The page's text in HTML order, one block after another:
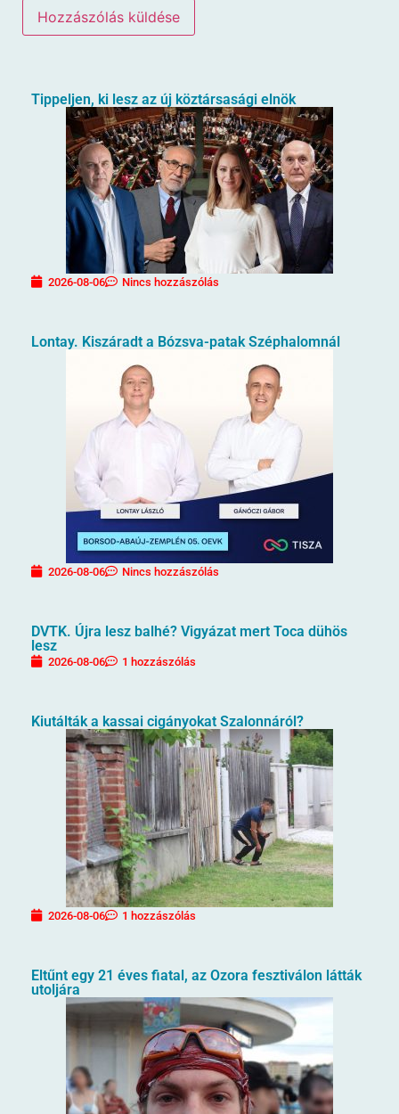
Tippeljen, ki lesz az új köztársasági elnök
2026-08-06 Nincs hozzászólás
Lontay. Kiszáradt a Bózsva-patak Széphalomnál
2026-08-06 Nincs hozzászólás
DVTK. Újra lesz balhé? Vigyázat mert Toca dühös
lesz
2026-08-06 1 hozzászólás
Kiutálták a kassai cigányokat Szalonnáról?
2026-08-06 1 hozzászólás
Eltűnt egy 21 éves fiatal, az Ozora fesztiválon látták
utoljára